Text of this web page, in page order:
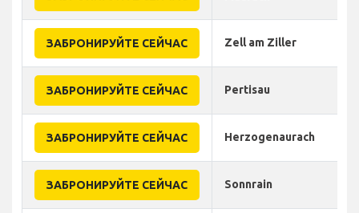
ЗАБРОНИРУЙТЕ СЕЙЧАС Zell am Ziller
ЗАБРОНИРУЙТЕ СЕЙЧАС Pertisau
ЗАБРОНИРУЙТЕ СЕЙЧАС Herzogenaurach
ЗАБРОНИРУЙТЕ СЕЙЧАС Sonnrain